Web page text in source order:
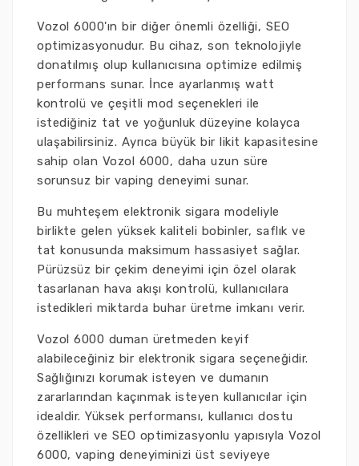
Vozol 6000'ın bir diğer önemli özelliği, SEO
optimizasyonudur. Bu cihaz, son teknolojiyle
donatılmış olup kullanıcısına optimize edilmiş
performans sunar. İnce ayarlanmış watt
kontrolü ve çeşitli mod seçenekleri ile
istediğiniz tat ve yoğunluk düzeyine kolayca
ulaşabilirsiniz. Ayrıca büyük bir likit kapasitesine
sahip olan Vozol 6000, daha uzun süre
sorunsuz bir vaping deneyimi sunar.
Bu muhteşem elektronik sigara modeliyle
birlikte gelen yüksek kaliteli bobinler, saflık ve
tat konusunda maksimum hassasiyet sağlar.
Pürüzsüz bir çekim deneyimi için özel olarak
tasarlanan hava akışı kontrolü, kullanıcılara
istedikleri miktarda buhar üretme imkanı verir.
Vozol 6000 duman üretmeden keyif
alabileceğiniz bir elektronik sigara seçeneğidir.
Sağlığınızı korumak isteyen ve dumanın
zararlarından kaçınmak isteyen kullanıcılar için
idealdir. Yüksek performansı, kullanıcı dostu
özellikleri ve SEO optimizasyonlu yapısıyla Vozol
6000, vaping deneyiminizi üst seviyeye